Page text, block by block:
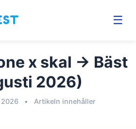
☰
x skal → Bäst
2026)
•
Artikeln innehåller